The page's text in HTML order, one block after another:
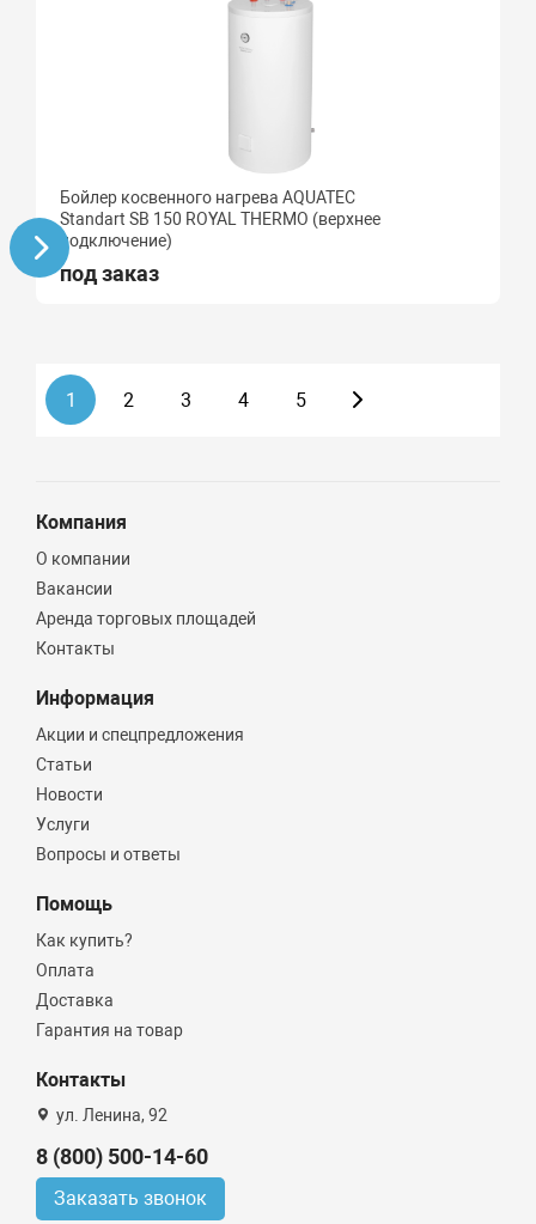
Бойлер косвенного нагрева AQUATEC
Standart SB 150 ROYAL THERMO (верхнее
подключение)
под заказ
1 2 3 4 5
Компания
О компании
Вакансии
Аренда торговых площадей
Контакты
Информация
Акции и спецпредложения
Статьи
Новости
Услуги
Вопросы и ответы
Помощь
Как купить?
Оплата
Доставка
Гарантия на товар
Контакты
ул. Ленина, 92
8 (800) 500-14-60
Заказать звонок